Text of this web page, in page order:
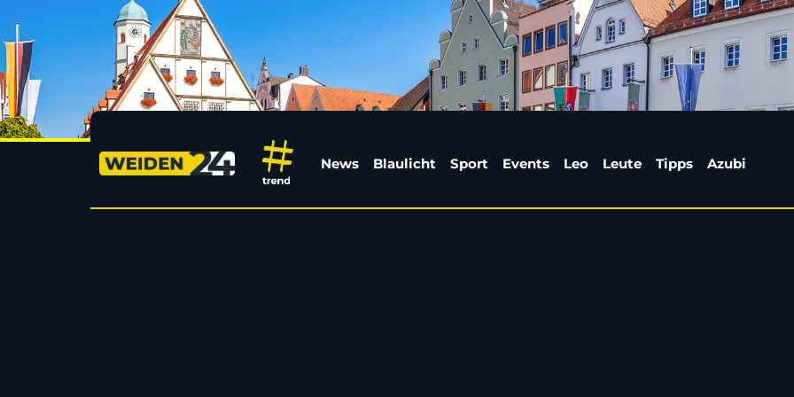
Die Bilder der Luma Afterparty im Santorino
News Blaulicht Sport Events Leo Leute Tipps Azubi